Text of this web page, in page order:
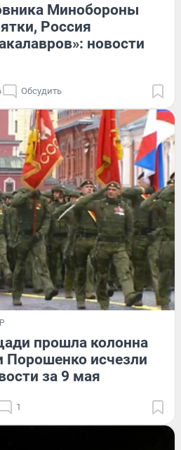
Минобороны
Россия
новости
Обсудить
прошла колонна
Порошенко исчезли
за 9 мая
1